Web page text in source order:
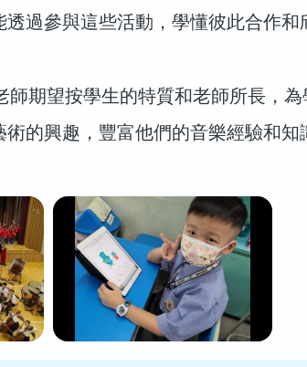
過參與這些活動，學懂彼此合作和
望按學生的特質和老師所長，為
的興趣，豐富他們的音樂經驗和